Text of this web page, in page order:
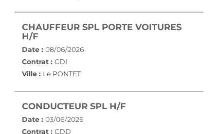
CHAUFFEUR SPL PORTE VOITURES
H/F
Date : 08/06/2026
Contrat : CDI
Ville : Le PONTET
CONDUCTEUR SPL H/F
Date : 03/06/2026
Contrat : CDD